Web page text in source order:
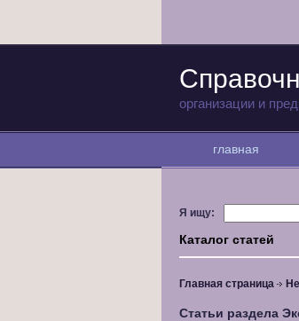
организации и
главная
Я ищу:
Каталог статей
Главная страница
Статьи раздела